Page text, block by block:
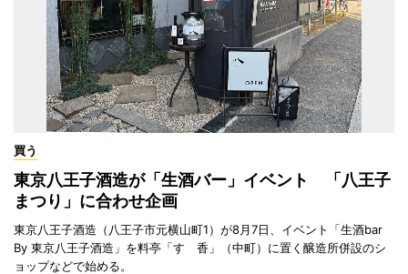
買う
東京八王子酒造が「生酒バー」イベント 「八王子
まつり」に合わせ企画
東京八王子酒造（八王子市元横山町1）が8月7日、イベント「生酒bar
By 東京八王子酒造」を料亭「すゞ香」（中町）に置く醸造所併設のシ
ョップなどで始める。